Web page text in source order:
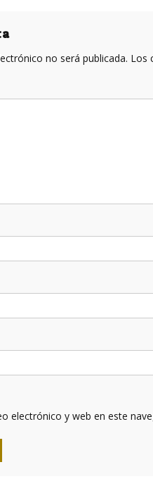
no será publicada. Los
electrónico y web en este